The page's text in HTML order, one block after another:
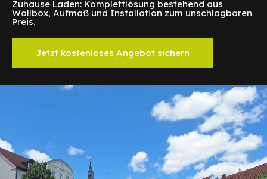
Zuhause Laden: Komplettlösung bestehend aus
Wallbox, Aufmaß und Installation zum unschlagbaren
Preis.
Jetzt kostenloses Angebot sichern